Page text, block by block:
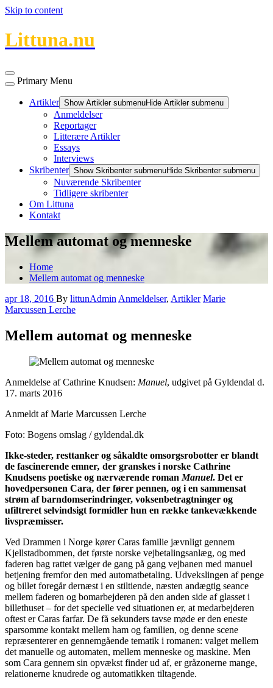
Skip to content
Littuna.nu
Primary Menu
Artikler Show Artikler submenuHide Artikler submenu
Anmeldelser
Reportager
Litterære Artikler
Essays
Interviews
Skribenter Show Skribenter submenuHide Skribenter submenu
Nuværende Skribenter
Tidligere skribenter
Om Littuna
Kontakt
Mellem automat og menneske
Home
Mellem automat og menneske
apr 18, 2016 By littunAdmin Anmeldelser, Artikler Marie
Marcussen Lerche
Mellem automat og menneske
Anmeldelse af Cathrine Knudsen: Manuel, udgivet på Gyldendal d.
17. marts 2016
Anmeldt af Marie Marcussen Lerche
Foto: Bogens omslag / gyldendal.dk
Ikke-steder, resttanker og såkaldte omsorgsrobotter er blandt
de fascinerende emner, der granskes i norske Cathrine
Knudsens poetiske og nærværende roman Manuel. Det er
hovedpersonen Cara, der fører pennen, og i en sammensat
strøm af barndomserindringer, voksenbetragtninger og
ufiltreret selvindsigt formidler hun en række tankevækkende
livspræmisser.
Ved Drammen i Norge kører Caras familie jævnligt gennem
Kjellstadbommen, det første norske vejbetalingsanlæg, og med
faderen bag rattet vælger de gang på gang vejbanen med manuel
betjening fremfor den med automatbetaling. Udvekslingen af penge
og billet foregår dernæst i en stiltiende, næsten andægtig seance
mellem faderen og bomarbejderen på den anden side af glasset i
billethuset – for det specielle ved situationen er, at medarbejderen
oftest er Caras farfar. De få sekunders tavse møde er den eneste
sparsomme kontakt mellem ham og familien, og denne scene
repræsenterer en gennemgående tematik i romanen: valget mellem
det manuelle og automaten, mellem menneske og maskine. Men
som Cara gennem sin opvækst finder ud af, er gråzonerne mange,
relationerne knudrede og automatikken tiltagende.